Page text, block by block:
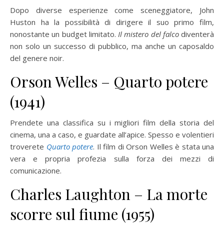
Dopo diverse esperienze come sceneggiatore, John
Huston ha la possibilità di dirigere il suo primo film,
nonostante un budget limitato. Il mistero del falcodiventerà
non solo un successo di pubblico, ma anche un caposaldo
del genere noir.
Orson Welles – Quarto potere
(1941)
Prendete una classifica su i migliori film della storia del
cinema, una a caso, e guardate all’apice. Spesso e volentieri
troverete Quarto potere. Il film di Orson Welles è stata una
vera e propria profezia sulla forza dei mezzi di
comunicazione.
Charles Laughton – La morte
scorre sul fiume (1955)